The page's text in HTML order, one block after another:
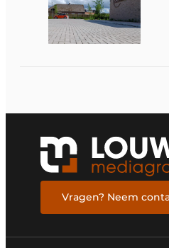
Vragen? Neem